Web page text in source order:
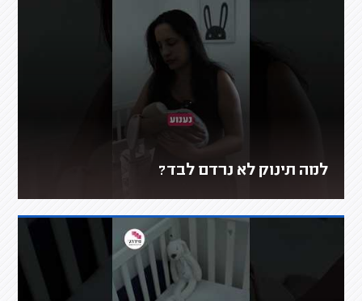
למה תינוק לא נרדם לבד?